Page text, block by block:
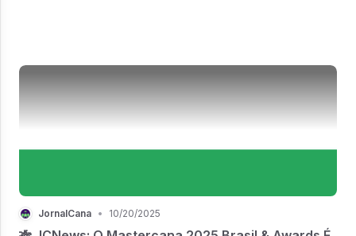
JornalCana • 10/20/2025